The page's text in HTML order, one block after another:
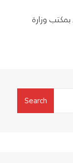
وزارة
Search